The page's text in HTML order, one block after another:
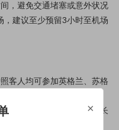
，避免交通堵塞或意外状况
建议至少预留3小时至机场
客人均可参加英格兰、苏格
参加爱尔兰旅游团；英国长
×